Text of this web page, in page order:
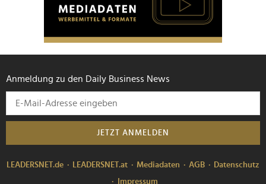
Anmeldung zu den Daily Business News
JETZT ANMELDEN
LEADERSNET.de LEADERSNET.at Mediadaten AGB
Datenschutz
Impressum